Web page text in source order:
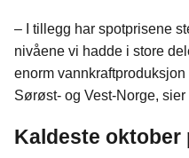
– I tillegg har spotprisene
nivåene vi hadde i store
enorm
Sørøst- og Vest-Norge, sier
Kaldeste oktober